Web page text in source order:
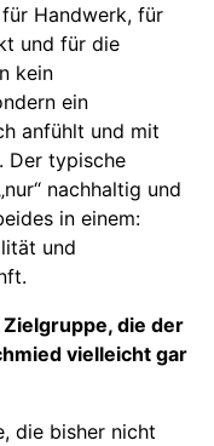
Handwerk, für
und für die
kein
ein
anfühlt und mit
Der typische
nachhaltig und
in einem:
und
die der
vielleicht gar
die bisher nicht